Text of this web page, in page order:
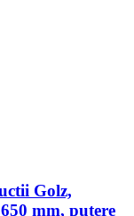
Golz,
mm, putere